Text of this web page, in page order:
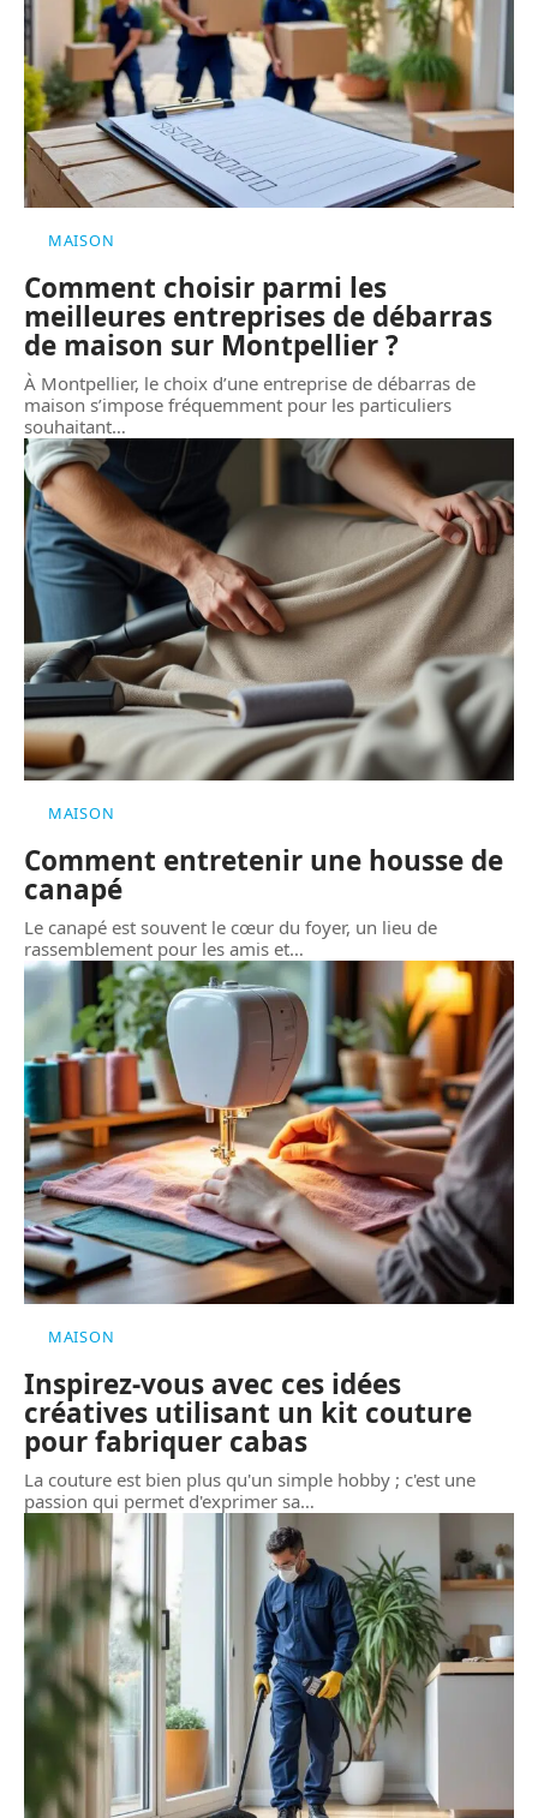
MAISON
Comment choisir parmi les
meilleures entreprises de débarras
de maison sur Montpellier ?
À Montpellier, le choix d’une entreprise de débarras de
maison s’impose fréquemment pour les particuliers
souhaitant…
MAISON
Comment entretenir une housse de
canapé
Le canapé est souvent le cœur du foyer, un lieu de
rassemblement pour les amis et…
MAISON
Inspirez-vous avec ces idées
créatives utilisant un kit couture
pour fabriquer cabas
La couture est bien plus qu'un simple hobby ; c'est une
passion qui permet d'exprimer sa…